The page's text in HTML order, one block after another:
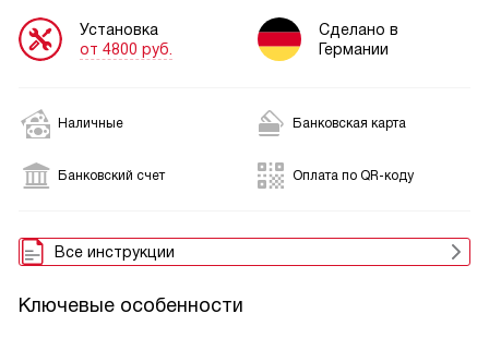
Установка
от 4800 руб.
Сделано в
Германии
Наличные Банковская карта
Банковский счет Оплата по QR-коду
Все инструкции
Ключевые особенности